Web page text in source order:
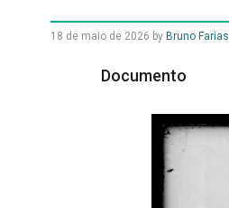
18 de maio de 2026 by Bruno Farias
Documento